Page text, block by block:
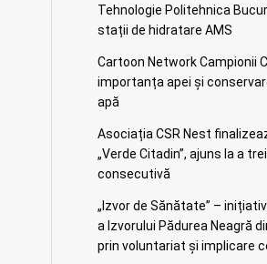
Tehnologie Politehnica
stații de hidratare AMS
Cartoon Network Campionii
importanța apei și
apă
Asociația CSR Nest
„Verde Citadin”, ajuns la a
consecutivă
„Izvor de Sănătate” –
a Izvorului Pădurea Neagră
prin voluntariat și implicare